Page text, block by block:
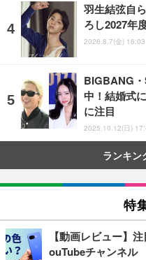
羽生結弦自
ろし2027年
2026.8.7(金) 16:03
BIGBANG
中！結婚式
に注目
2025.10.12(日)
ランキン
特
【動画レビュー】
ouTubeチャンネル